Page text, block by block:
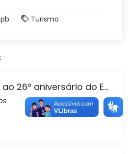
Turismo
26º aniversário do E...